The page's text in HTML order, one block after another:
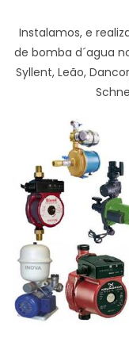
Instalamos, e
de bomba d´agua
Syllent, Leão,